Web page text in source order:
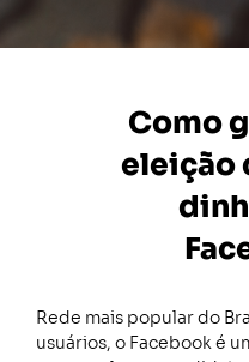
Como
eleição
Rede mais popular do
usuários, o Facebook é